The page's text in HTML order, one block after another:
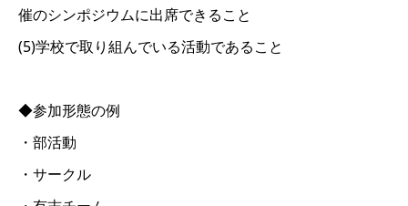
催のシンポジウムに出席できること
(5)学校で取り組んでいる活動であること
◆参加形態の例
・部活動
・サークル